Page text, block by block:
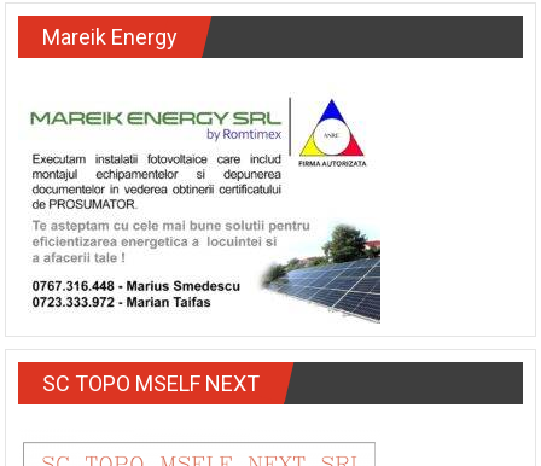
Mareik Energy
SC TOPO MSELF NEXT